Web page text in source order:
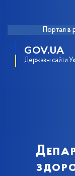
Портал в
GOV.UA
Державні сайти